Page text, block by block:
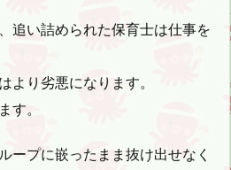
追い詰められた保育士は仕事を
より劣悪になります。
す。
ープに嵌ったまま抜け出せなく